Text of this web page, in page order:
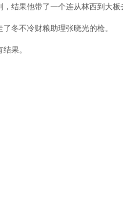
结果他带了一个连从林西到大板
冬不冷财粮助理张晓光的枪。
果。